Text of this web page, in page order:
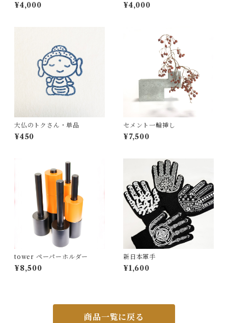
¥4,000 ¥4,000
大仏のトクさん・単品
¥450
セメント一輪挿し
¥7,500
tower ペーパーホルダー
¥8,500
新日本軍手
¥1,600
商品一覧に戻る